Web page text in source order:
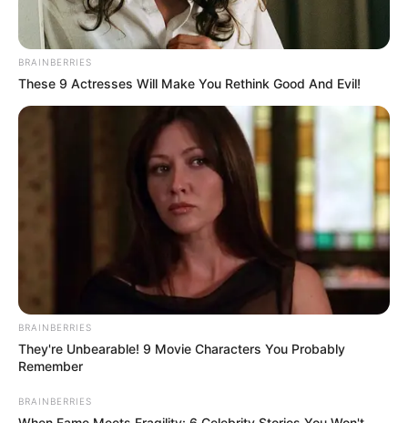
BRAINBERRIES
These 9 Actresses Will Make You Rethink Good And Evil!
BRAINBERRIES
They're Unbearable! 9 Movie Characters You Probably
Remember
BRAINBERRIES